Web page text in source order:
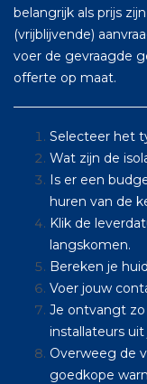
belangrijk als prijs
(vrijblijvende)
voer de gevraagde
offerte op maat.
Selecteer het
Wat zijn de
Is er een
huren van de
Klik de
langskomen.
Bereken je
Voer jouw
Je ontvangt
installateurs uit
Overweeg de
goedkope